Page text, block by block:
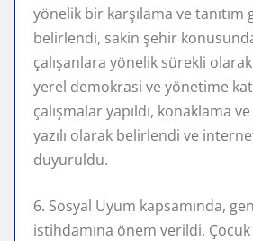
yönelik bir karşılama ve tanıtım
belirlendi, sakin şehir
çalışanlara yönelik sürekli
yerel demokrasi ve yönetime
çalışmalar yapıldı, konaklama
yazılı olarak belirlendi ve
duyuruldu.
6. Sosyal Uyum kapsamında,
istihdamına önem verildi.